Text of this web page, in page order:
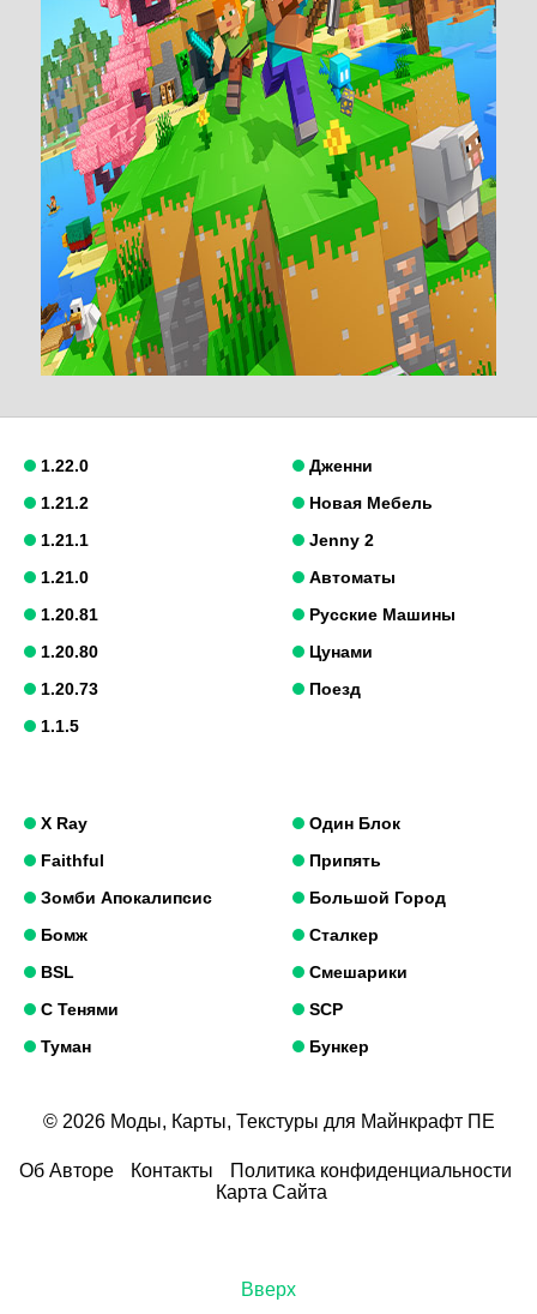
1.22.0
1.21.2
1.21.1
1.21.0
1.20.81
1.20.80
1.20.73
1.1.5
Дженни
Новая Мебель
Jenny 2
Автоматы
Русские Машины
Цунами
Поезд
X Ray
Faithful
Зомби Апокалипсис
Бомж
BSL
С Тенями
Туман
Один Блок
Припять
Большой Город
Сталкер
Смешарики
SCP
Бункер
© 2026 Моды, Карты, Текстуры для Майнкрафт ПЕ
Об Авторе Контакты
Политика конфиденциальности
Карта Сайта
Вверх